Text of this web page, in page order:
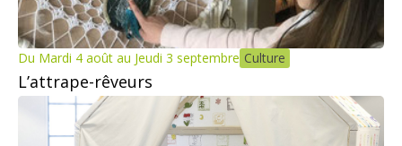
Du Mardi 4 août au Jeudi 3 septembre Culture
L’attrape-rêveurs